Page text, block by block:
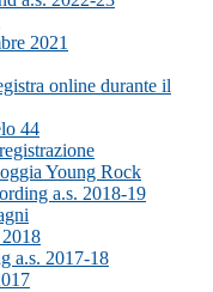
2021
online durante il
44
Young Rock
a.s. 2018-19
a.s. 2017-18